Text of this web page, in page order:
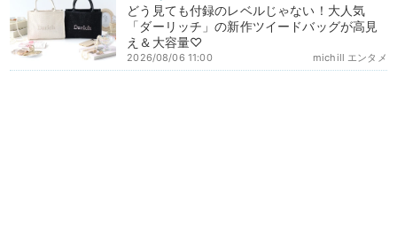
どう見ても付録のレベルじゃない！大人気
「ダーリッチ」の新作ツイードバッグが高見
え＆大容量♡
michill エンタメ
2026/08/06 11:00